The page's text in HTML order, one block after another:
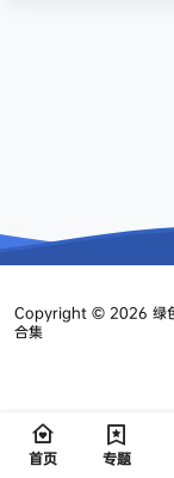
Copyright © 2026 绿
合集
首页 专题